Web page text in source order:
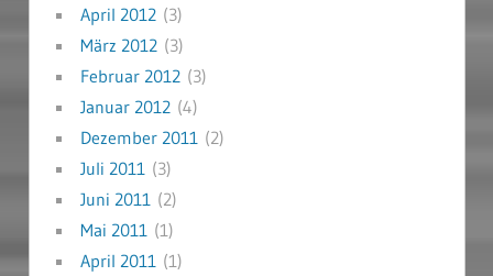
April 2012(3)
März 2012(3)
Februar 2012(3)
Januar 2012(4)
Dezember 2011 (2)
Juli 2011 (3)
Juni 2011 (2)
Mai 2011 (1)
April 2011 (1)